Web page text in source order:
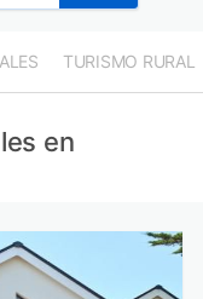
TURISMO RURAL
en